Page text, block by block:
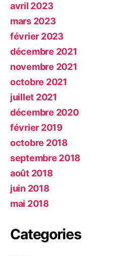
avril 2023
mars 2023
février 2023
décembre 2021
novembre 2021
octobre 2021
juillet 2021
décembre 2020
février 2019
octobre 2018
septembre 2018
août 2018
juin 2018
mai 2018
Categories